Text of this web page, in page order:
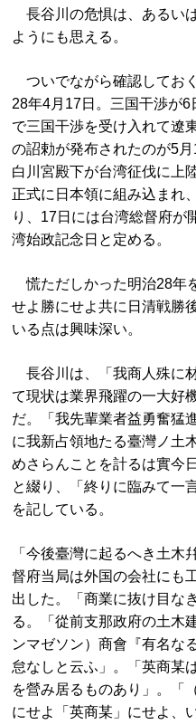
長谷川の危惧は、あるい
ようにも思える。
ついでながら確認してお
28年4月17日。三国干渉が
で三国干渉を受け入れて遼
の詔勅が発布されたのが5
白川宮殿下が台湾征伐に上
正式に日本領に組み込まれ
り、17日には台湾総督府が
湾始政記念日と定める。
慌ただしかった明治28年
せよ勝にせよ共に日清戦勝
いる点は興味深い。
長谷川は、「我商人殊に
て現状は業界飛躍の一大好
だ。「我先輩業者益勇奮猛
に我新占領地たる臺灣ノ土
めさらんことを計るは實今
と綴り、「終りに臨みて一
を記している。
「今後臺灣に起るへき土木
督府当局は外国の会社にも
出した。「商業に抜け目な
る。「從前支那政府の土木
ンマゼソン）商會『有名な
怠なしと云ふ」。「英商某
を營み居るものあり」。「
にせよ「英商某」にせよ、